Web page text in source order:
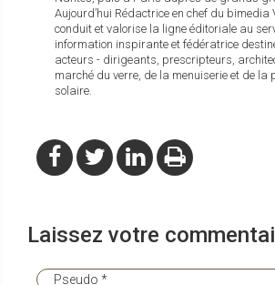
Aujourd’hui Rédactrice en chef du bimedia
conduit et valorise la ligne éditoriale au
information inspirante et fédératrice
acteurs - dirigeants, prescripteurs,
marché du verre, de la menuiserie et de la
solaire.
Laissez votre